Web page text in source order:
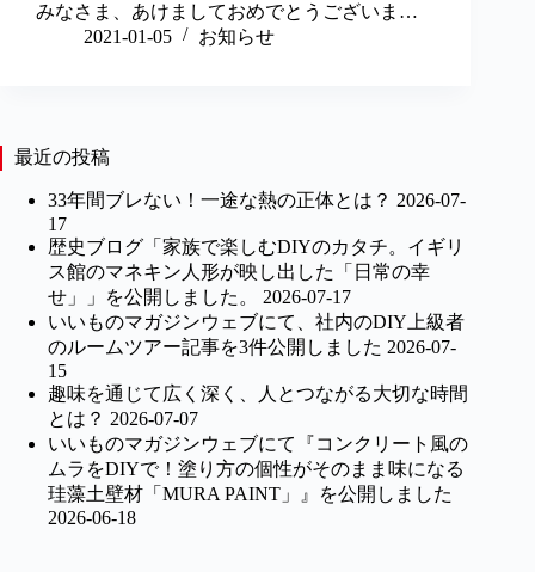
みなさま、あけましておめでとうございま…
2021-01-05
お知らせ
最近の投稿
33年間ブレない！一途な熱の正体とは？ 2026-07-
17
歴史ブログ「家族で楽しむDIYのカタチ。イギリ
ス館のマネキン人形が映し出した「日常の幸
せ」」を公開しました。
2026-07-17
いいものマガジンウェブにて、社内のDIY上級者
のルームツアー記事を3件公開しました 2026-07-
15
趣味を通じて広く深く、人とつながる大切な時間
とは？ 2026-07-07
いいものマガジンウェブにて『コンクリート風の
ムラをDIYで！塗り方の個性がそのまま味になる
珪藻土壁材「MURA PAINT」』を公開しました
2026-06-18